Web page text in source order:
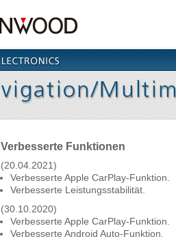
Verbesserte Funktionen
(20.04.2021)
Verbesserte Apple CarPlay-Funktion.
Verbesserte Leistungsstabilität.
(30.10.2020)
Verbesserte Apple CarPlay-Funktion.
Verbesserte Android Auto-Funktion.